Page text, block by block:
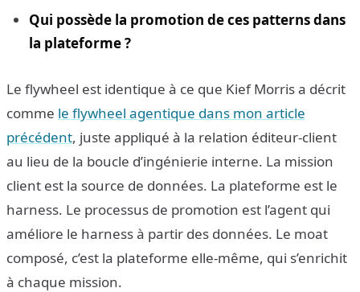
Qui possède la promotion de ces patterns dans
la plateforme ?
Le flywheel est identique à ce que Kief Morris a décrit
comme le flywheel agentique dans mon article
précédent, juste appliqué à la relation éditeur-client
au lieu de la boucle d’ingénierie interne. La mission
client est la source de données. La plateforme est le
harness. Le processus de promotion est l’agent qui
améliore le harness à partir des données. Le moat
composé, c’est la plateforme elle-même, qui s’enrichit
à chaque mission.